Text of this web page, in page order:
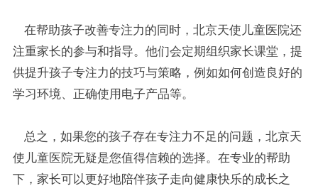
在帮助孩子改善专注力的同时，北京天使儿童医院还
注重家长的参与和指导。他们会定期组织家长课堂，提
供提升孩子专注力的技巧与策略，例如如何创造良好的
学习环境、正确使用电子产品等。
总之，如果您的孩子存在专注力不足的问题，北京天
使儿童医院无疑是您值得信赖的选择。在专业的帮助
下，家长可以更好地陪伴孩子走向健康快乐的成长之